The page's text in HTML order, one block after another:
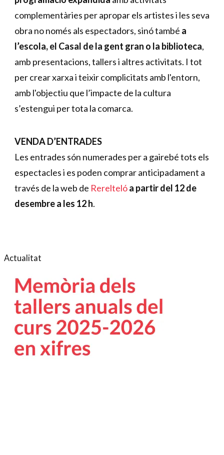
complementàries per apropar els artistes i les seva
obra no només als espectadors, sinó també a
l’escola, el Casal de la gent gran o la biblioteca,
amb presentacions, tallers i altres activitats. I tot
per crear xarxa i teixir complicitats amb l'entorn,
amb l'objectiu que l’impacte de la cultura
s’estengui per tota la comarca.
VENDA D’ENTRADES
Les entrades són numerades per a gairebé tots els
espectacles i es poden comprar anticipadament a
través de la web de Rerelteló a partir del 12 de
desembre a les 12 h.
Actualitat